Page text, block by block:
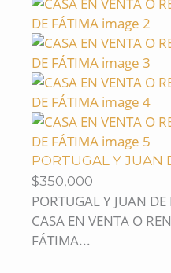
PORTUGAL Y JUAN
$350,000
PORTUGAL Y JUAN
CASA EN VENTA O
FÁTIMA...